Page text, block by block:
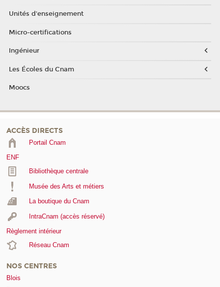
Unités d'enseignement
Micro-certifications
Ingénieur
Les Écoles du Cnam
Moocs
ACCÈS DIRECTS
Portail Cnam
ENF
Bibliothèque centrale
Musée des Arts et métiers
La boutique du Cnam
IntraCnam (accès réservé)
Règlement intérieur
Réseau Cnam
NOS CENTRES
Blois